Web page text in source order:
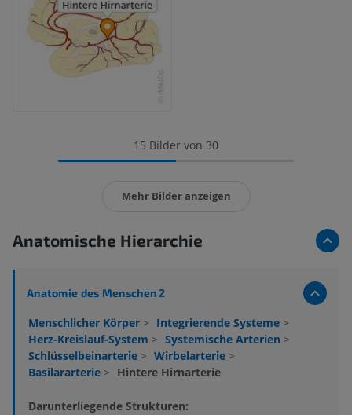
15 Bilder von 30
Mehr Bilder anzeigen
Anatomische Hierarchie
Anatomie des Menschen 2
Menschlicher Körper > Integrierende Systeme >
Herz-Kreislauf-System > Systemische Arterien >
Schlüsselbeinarterie > Wirbelarterie >
Basilararterie > Hintere Hirnarterie
Darunterliegende Strukturen: